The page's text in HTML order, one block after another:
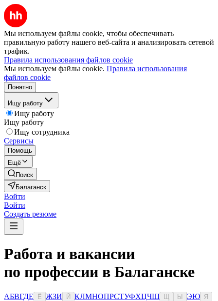
Мы используем файлы cookie, чтобы обеспечивать
правильную работу нашего веб-сайта и анализировать сетевой
трафик.
Правила использования файлов cookie
Мы используем файлы cookie. Правила использования
файлов cookie
Понятно
Ищу работу
Ищу работу
Ищу работу
Ищу сотрудника
Сервисы
Помощь
Ещё
Поиск
Балаганск
Войти
Войти
Создать резюме
Работа и вакансии
по профессии в Балаганске
АБВГДЕ Ё ЖЗИ Й КЛМНОПРСТУФХЦЧШ Ы ЭЮ Я